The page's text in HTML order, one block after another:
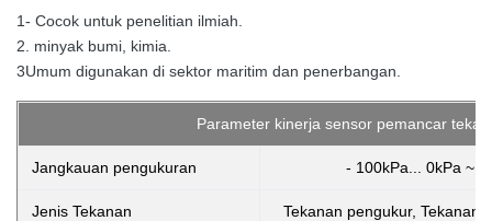
1- Cocok untuk penelitian ilmiah.
2. minyak bumi, kimia.
3Umum digunakan di sektor maritim dan penerbangan.
Parameter kinerja sensor pemancar
Jangkauan pengukuran - 100kPa... 0kPa ~
Jenis Tekanan Tekanan pengukur, Tekanan